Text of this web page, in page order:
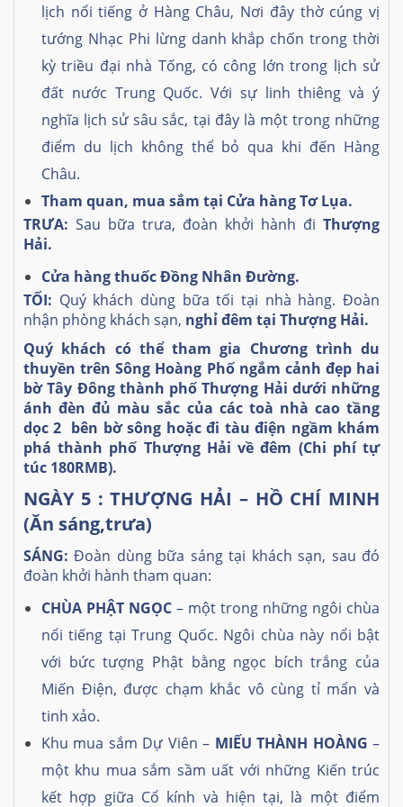
lịch nổi tiếng ở Hàng Châu, Nơi đây thờ cúng vị
tướng Nhạc Phi lừng danh khắp chốn trong thời
kỳ triều đại nhà Tống, có công lớn trong lịch sử
đất nước Trung Quốc. Với sự linh thiêng và ý
nghĩa lịch sử sâu sắc, tại đây là một trong những
điểm du lịch không thể bỏ qua khi đến Hàng
Châu.
Tham quan, mua sắm tại Cửa hàng Tơ Lụa.
TRƯA: Sau bữa trưa, đoàn khởi hành đi Thượng
Hải.
Cửa hàngthuốcĐồng Nhân Đường.
TỐI: Quý khách dùng bữa tối tại nhà hàng. Đoàn
nhận phòng khách sạn, nghỉ đêm tại Thượng Hải.
Quý khách có thể tham gia Chương trình du
thuyền trên Sông Hoàng Phố ngắm cảnh đẹp hai
bờ Tây Đông thành phố Thượng Hải dưới những
ánh đèn đủ màu sắc của các toà nhà cao tầng
dọc 2 bên bờ sông hoặc đi tàu điện ngầm khám
phá thành phố Thượng Hải về đêm (Chi phí tự
túc 180RMB).
NGÀY 5 : THƯỢNG HẢI – HỒ CHÍ MINH
(Ăn sáng,trưa)
SÁNG:Đoàn dùng bữa sáng tại khách sạn, sau đó
đoàn khởi hành tham quan:
CHÙA PHẬT NGỌC – một trong những ngôi chùa
nổi tiếng tại Trung Quốc. Ngôi chùa này nổi bật
với bức tượng Phật bằng ngọc bích trắng của
Miến Điện, được chạm khắc vô cùng tỉ mẩn và
tinh xảo.
Khu mua sắm Dự Viên – MIẾU THÀNH HOÀNG –
một khu mua sắm sầm uất với những Kiến trúc
kết hợp giữa Cổ kính và hiện tại, là một điểm